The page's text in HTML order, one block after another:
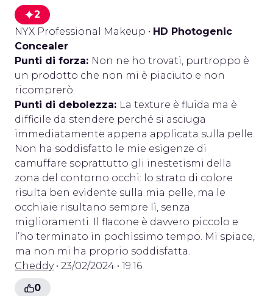
2
NYX Professional Makeup • HD Photogenic
Concealer
Punti di forza: Non ne ho trovati, purtroppo è
un prodotto che non mi è piaciuto e non
ricomprerò.
Punti di debolezza: La texture è fluida ma è
difficile da stendere perché si asciuga
immediatamente appena applicata sulla pelle.
Non ha soddisfatto le mie esigenze di
camuffare soprattutto gli inestetismi della
zona del contorno occhi: lo strato di colore
risulta ben evidente sulla mia pelle, ma le
occhiaie risultano sempre lì, senza
miglioramenti. Il flacone è davvero piccolo e
l’ho terminato in pochissimo tempo. Mi spiace,
ma non mi ha proprio soddisfatta.
Cheddy• 23/02/2024 • 19:16
0